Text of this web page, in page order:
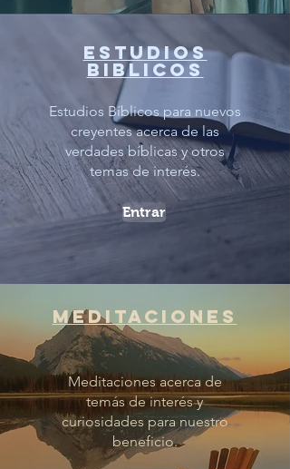
estudios
biblicos
Estudios Bíblicos para nuevos
creyentes acerca de las
verdades bíblicas y otros
temas de interés.
Entrar
meditaciones
Meditaciones acerca de
temás de interés y
curiosidades para nuestro
beneficio.